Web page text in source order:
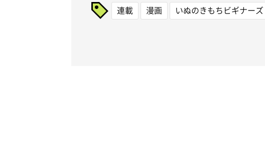
連載 漫画 いぬのきもちビギナーズ